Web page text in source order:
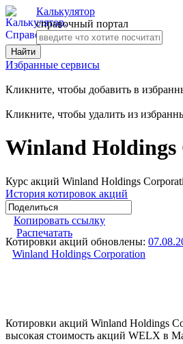
Калькулятор
справочный портал
Избранные сервисы
Кликните, чтобы добавить в
Кликните, чтобы удалить из
Winland Holdings
Курс акций Winland Holdings
История котировок акций
Копировать ссылку
Распечатать
Котировки акций обновлены:
Winland Holdings Corporation
Котировки акций Winland Holdings
высокая стоимость акций WELX в